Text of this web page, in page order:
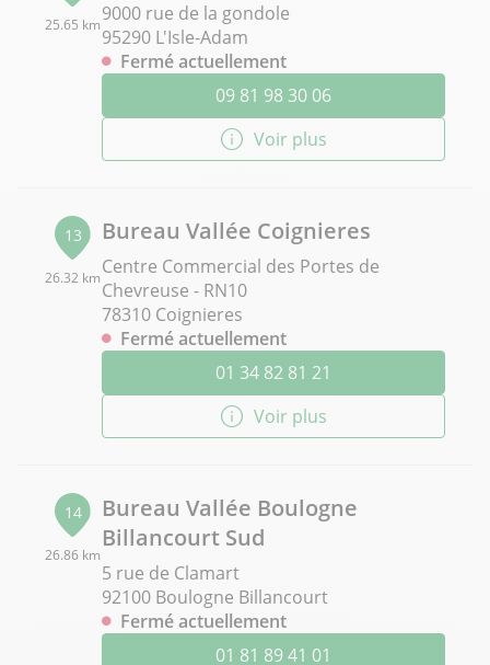
25.65 km9000 rue de la gondole
95290 L'Isle-Adam
Fermé actuellement
09 81 98 30 06
Voir plus
13
26.32 km
Bureau Vallée Coignieres
Centre Commercial des Portes de
Chevreuse - RN10
78310 Coignieres
Fermé actuellement
01 34 82 81 21
Voir plus
14
26.86 km
Bureau Vallée Boulogne
Billancourt Sud
5 rue de Clamart
92100 Boulogne Billancourt
Fermé actuellement
01 81 89 41 01